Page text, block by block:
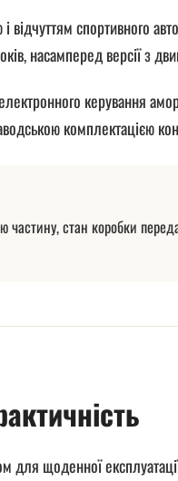
відчуттям спортивного
насамперед версії з
керування
комплектацією
стан коробки
щоденної